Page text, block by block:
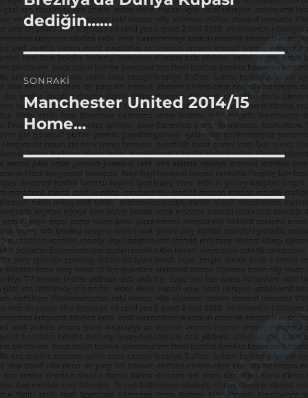
yazı:
dediğin……
SONRAKI
Sonraki
yazı:
Manchester United 2014/15
Home…